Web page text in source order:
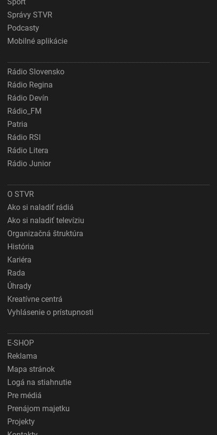
Správy STVR
Podcasty
Mobilné aplikácie
Rádio Slovensko
Rádio Regina
Rádio Devín
Rádio_FM
Patria
Rádio RSI
Rádio Litera
Rádio Junior
O STVR
Ako si naladiť rádiá
Ako si naladiť televíziu
Organizačná štruktúra
História
Kariéra
Rada
Úhrady
Kreatívne centrá
Vyhlásenie o prístupnosti
E-SHOP
Reklama
Mapa stránok
Logá na stiahnutie
Pre médiá
Prenájom majetku
Projekty